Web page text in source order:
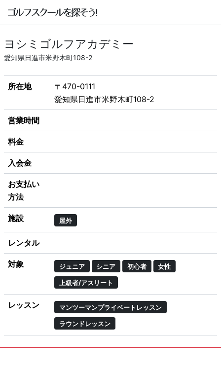
ヨシミゴルフアカデミー
愛知県日進市米野木町108-2
所在地
〒470-0111
愛知県日進市米野木町108-2
営業時間
料金
入会金
お支払い
方法
施設 屋外
レンタル
対象 ジュニア シニア 初心者 女性
上級者/アスリート
レッスン マンツーマンプライベートレッスン
ラウンドレッスン